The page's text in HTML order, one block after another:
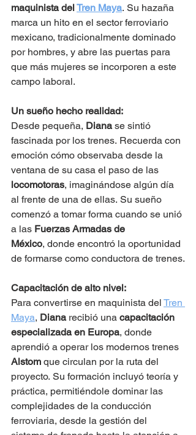
maquinista del Tren Maya. Su hazaña
marca un hito en el sector ferroviario
mexicano, tradicionalmente dominado
por hombres, y abre las puertas para
que más mujeres se incorporen a este
campo laboral.
Un sueño hecho realidad:
Desde pequeña, Diana se sintió
fascinada por los trenes. Recuerda con
emoción cómo observaba desde la
ventana de su casa el paso de las
locomotoras, imaginándose algún día
al frente de una de ellas. Su sueño
comenzó a tomar forma cuando se unió
a las Fuerzas Armadas de
México, donde encontró la oportunidad
de formarse como conductora de trenes.
Capacitación de alto nivel:
Para convertirse en maquinista del Tren
Maya, Diana recibió una capacitación
especializada en Europa, donde
aprendió a operar los modernos trenes
Alstom que circulan por la ruta del
proyecto. Su formación incluyó teoría y
práctica, permitiéndole dominar las
complejidades de la conducción
ferroviaria, desde la gestión del